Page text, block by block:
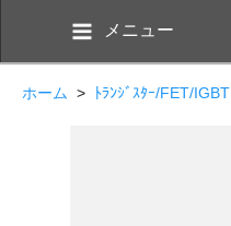
メニュー
ホーム > ﾄﾗﾝｼﾞｽﾀｰ/FET/IGBT